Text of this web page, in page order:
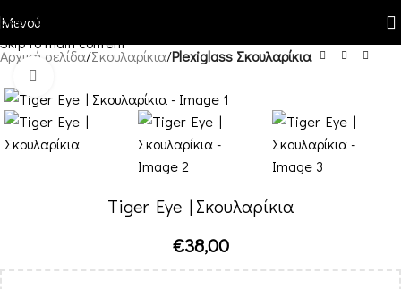
Skip to navigation
Skip to main content
Μενού
Αρχική σελίδα Σκουλαρίκια Plexiglass Σκουλαρίκια
Tiger Eye | Σκουλαρίκια
€38,00